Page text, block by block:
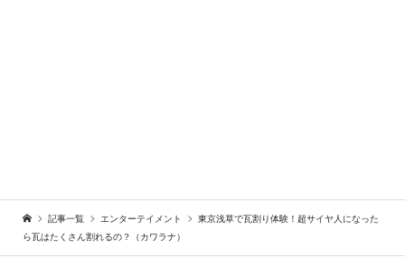
記事一覧 エンターテイメント
東京浅草で瓦割り体験！超サイヤ人になった
ら瓦はたくさん割れるの？（カワラナ）